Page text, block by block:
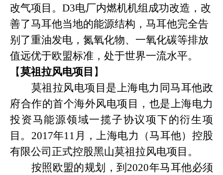
改气项目。D3电厂内燃机机组成功改造，改
善了马耳他当地的能源结构，马耳他完全告
别了重油发电，氮氧化物、一氧化碳等排放
值远优于欧盟标准，处于世界一流水平。
【莫祖拉风电项目 】
莫祖拉风电项目是上海电力同马耳他政
府合作的首个海外风电项目，也是上海电力
投资马能源领域一揽子协议项下的衍生项
目。 2017年11月，上海电力（马耳他）控股
有限公司正式控股黑山莫祖拉风电项目。
按照欧盟的规划，到 2020年马耳他必须